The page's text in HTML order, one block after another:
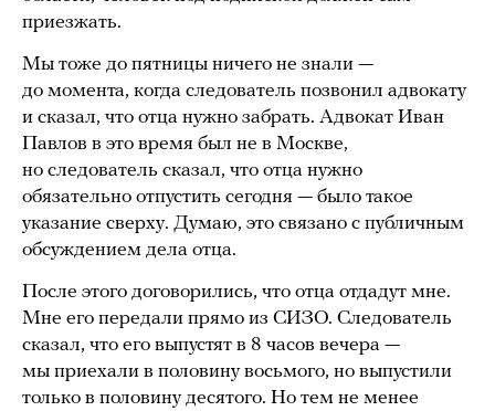
приезжать.
Мы тоже до пятницы ничего не знали —
до момента, когда следователь позвонил адвокату
и сказал, что отца нужно забрать. Адвокат Иван
Павлов в это время был не в Москве,
но следователь сказал, что отца нужно
обязательно отпустить сегодня — было такое
указание сверху. Думаю, это связано с публичным
обсуждением дела отца.
После этого договорились, что отца отдадут мне.
Мне его передали прямо из СИЗО. Следователь
сказал, что его выпустят в 8 часов вечера —
мы приехали в половину восьмого, но выпустили
только в половину десятого. Но тем не менее